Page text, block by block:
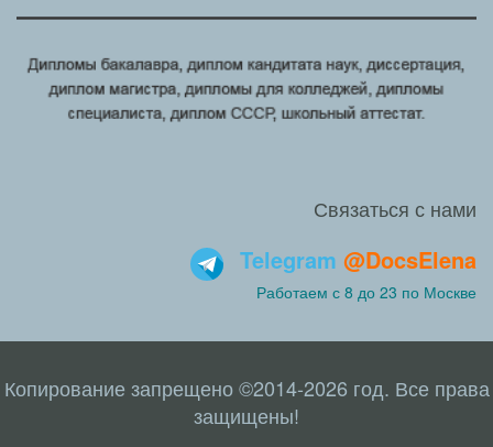
Связаться с нами
Telegram @DocsElena
Работаем с 8 до 23 по Москве
Копирование запрещено ©2014-2026 год. Все права
защищены!